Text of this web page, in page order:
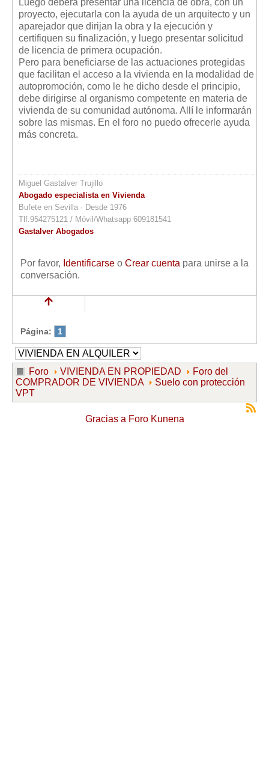
Luego deberá presentar una licencia de obra, con un
proyecto, ejecutarla con la ayuda de un arquitecto y un
aparejador que dirijan la obra y la ejecución y
certifiquen su finalización, y luego presentar solicitud
de licencia de primera ocupación.
Pero para beneficiarse de las actuaciones protegidas
que facilitan el acceso a la vivienda en la modalidad de
autopromoción, como le he dicho desde el principio,
debe dirigirse al organismo competente en materia de
vivienda de su comunidad autónoma. Allí le informarán
sobre las mismas. En el foro no puedo ofrecerle ayuda
más concreta.
Miguel Gastalver Trujillo
Abogado especialista en Vivienda
Bufete en Sevilla · Desde 1976
Tlf.954275121 / Móvil/Whatsapp 609181541
Gastalver Abogados
Por favor, Identificarse o Crear cuenta para unirse a la
conversación.
Página: 1
Foro VIVIENDA EN PROPIEDAD
Foro del
COMPRADOR DE VIVIENDA
Suelo con protección
VPT
Gracias a Foro Kunena